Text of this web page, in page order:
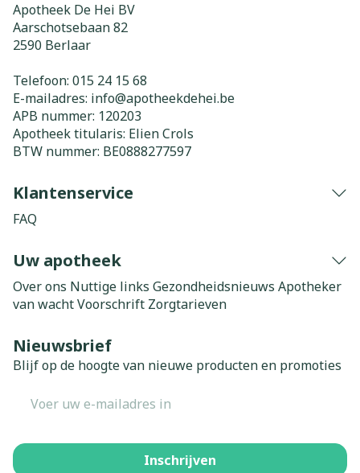
Apotheek De Hei BV
Aarschotsebaan 82
2590 Berlaar
Telefoon: 015 24 15 68
E-mailadres: info@apotheekdehei.be
APB nummer: 120203
Apotheek titularis: Elien Crols
BTW nummer: BE0888277597
Klantenservice
FAQ
Uw apotheek
Over ons Nuttige links Gezondheidsnieuws Apotheker
van wachtVoorschrift Zorgtarieven
Nieuwsbrief
Blijf op de hoogte van nieuwe producten en promoties
Inschrijven